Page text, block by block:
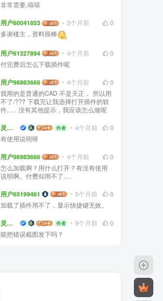
非常需要,嘻嘻
用户60041853 2个月前
0
多谢楼主，资料很棒
用户61327894 4个月前
0
付完费后怎么下载插件呢
用户96983666 4个月前
0
我用的是普通的CAD 不是天正， 所以用
不了/??? 下载完让我选择打开插件的软
件..... 没有其他提示，我应该怎么做呢
灵感屋 作者 4个月前
0
有使用说明呀
用户96983666 4个月前
0
怎么加载啊？用什么打开？有没有使用
说明啊。付费却用不了....
用户65199461 5个月前
0
加载了插件用不了，显示快捷键无效。
灵感屋 作者 8个月前
0
能把错误截图发下吗？